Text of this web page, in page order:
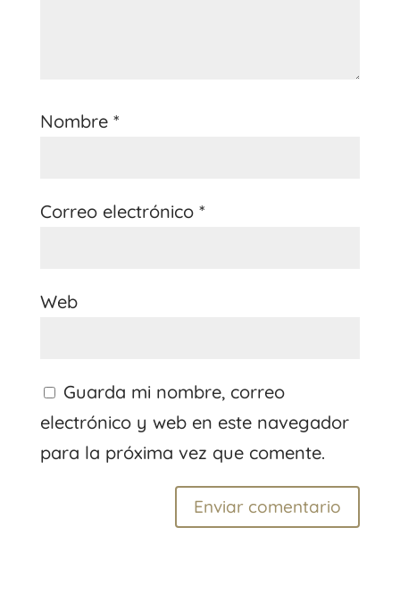
Nombre *
Correo electrónico *
Web
Guarda mi nombre, correo
electrónico y web en este navegador
para la próxima vez que comente.